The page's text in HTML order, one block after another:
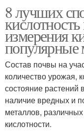
8 лучших
измерения
популярные
Состав почвы на
количество урожая,
состояние растений
наличие вредных и
металлов,
кислотности.